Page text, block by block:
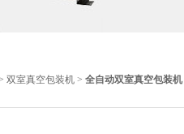
双室真空包装机 > 全自动双室真空包装机